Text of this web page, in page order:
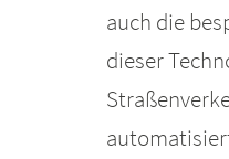
auch die
dieser